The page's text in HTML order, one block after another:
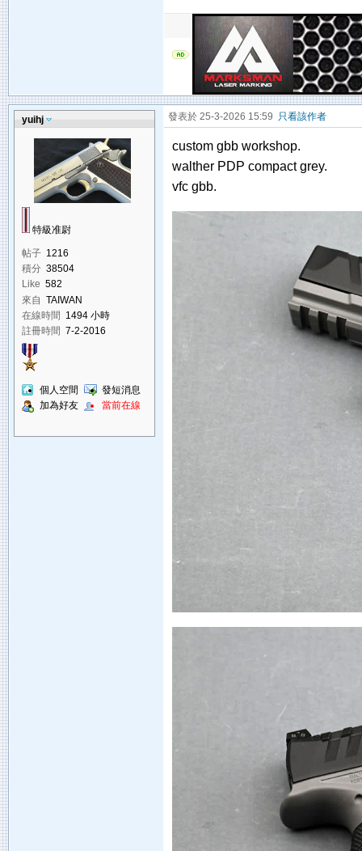
yuihj
特級准尉
帖子 1216
積分 38504
Like 582
來自 TAIWAN
在線時間 1494 小時
註冊時間 7-2-2016
個人空間
發短消息
加為好友
當前在線
發表於 25-3-2026 15:59 只看該作者
custom gbb workshop.
walther PDP compact grey.
vfc gbb.